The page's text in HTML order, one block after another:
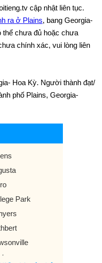
cập nhật liên tục.
ra ở Plains, bang Georgia-
chưa đủ hoặc chưa
chính xác, vui lòng liên
Hoa Kỳ. Người thành đạt/
phố Plains, Georgia-
Park